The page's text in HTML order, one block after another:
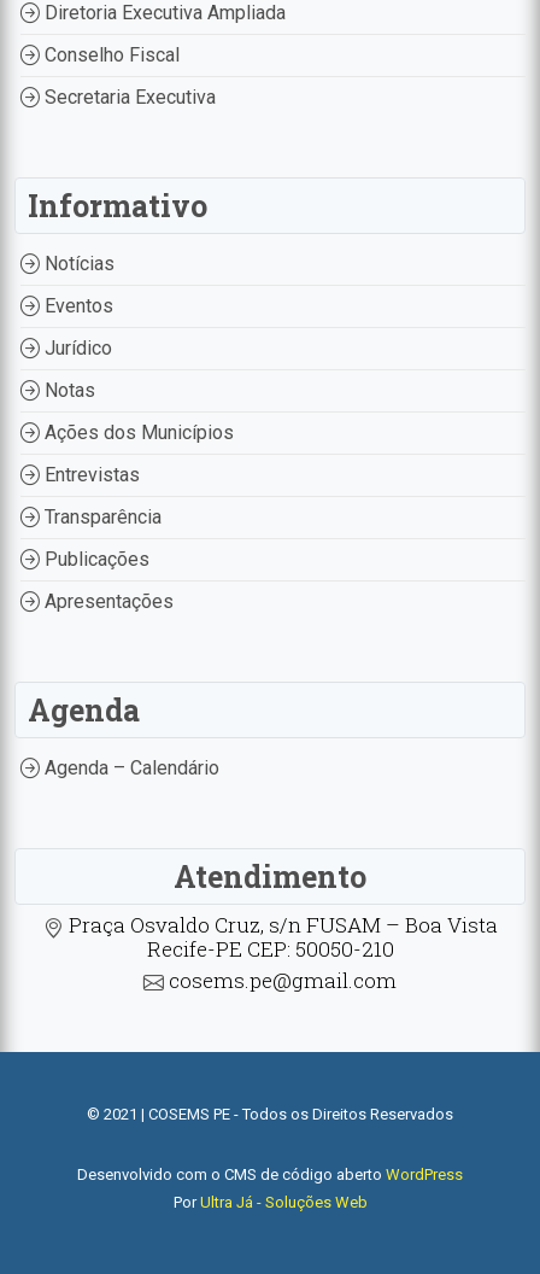
Diretoria Executiva Ampliada
Conselho Fiscal
Secretaria Executiva
Informativo
Notícias
Eventos
Jurídico
Notas
Ações dos Municípios
Entrevistas
Transparência
Publicações
Apresentações
Agenda
Agenda – Calendário
Atendimento
Praça Osvaldo Cruz, s/n FUSAM – Boa Vista
Recife-PE CEP: 50050-210
cosems.pe@gmail.com
© 2021 | COSEMS PE - Todos os Direitos Reservados
Desenvolvido com o CMS de código aberto WordPress
PorUltra Já - Soluções Web